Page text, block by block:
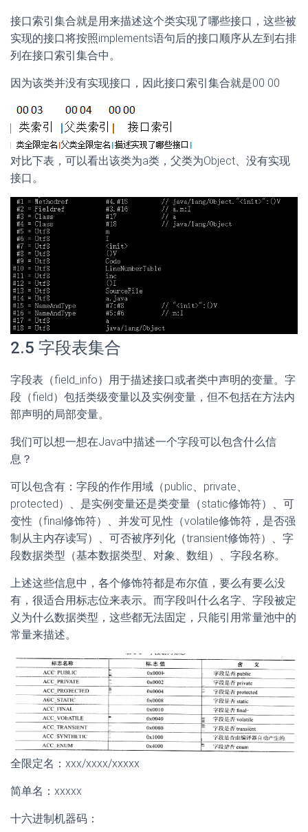
接口索引集合就是用来描述这个类实现了哪些接口，这些被
实现的接口将按照implements语句后的接口顺序从左到右排
列在接口索引集合中。
因为该类并没有实现接口，因此接口索引集合就是00 00
对比下表，可以看出该类为a类，父类为Object、没有实现
接口。
2.5 字段表集合
字段表（field_info）用于描述接口或者类中声明的变量。字
段（field）包括类级变量以及实例变量，但不包括在方法内
部声明的局部变量。
我们可以想一想在Java中描述一个字段可以包含什么信
息？
可以包含有：字段的作作用域（public、private、
protected）、是实例变量还是类变量（static修饰符）、可
变性（final修饰符）、并发可见性（volatile修饰符，是否强
制从主内存读写）、可否被序列化（transient修饰符）、字
段数据类型（基本数据类型、对象、数组）、字段名称。
上述这些信息中，各个修饰符都是布尔值，要么有要么没
有，很适合用标志位来表示。而字段叫什么名字、字段被定
义为什么数据类型，这些都无法固定，只能引用常量池中的
常量来描述。
全限定名：xxx/xxxx/xxxxx
简单名：xxxxx
十六进制机器码：